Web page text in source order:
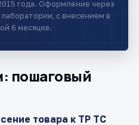
года. Оформление через
с внесением в
6 месяцев.
пошаговый
товара к ТР ТС